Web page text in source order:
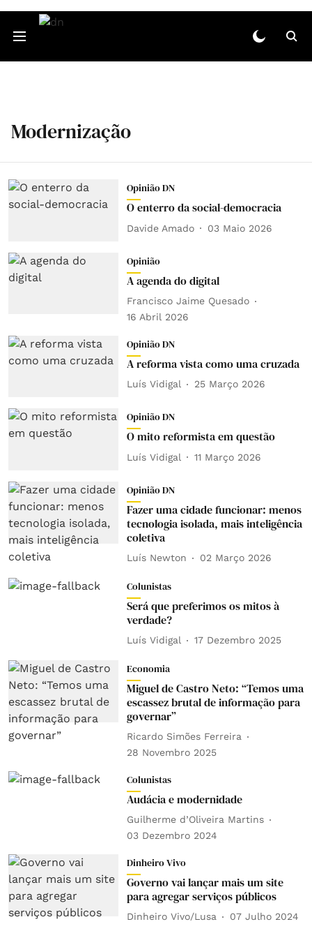
Modernização
Opinião DN
O enterro da social-democracia
Davide Amado 03 Maio 2026
Opinião
A agenda do digital
Francisco Jaime Quesado
16 Abril 2026
Opinião DN
A reforma vista como uma cruzada
Luís Vidigal 25 Março 2026
Opinião DN
O mito reformista em questão
Luís Vidigal 11 Março 2026
Opinião DN
Fazer uma cidade funcionar: menos
tecnologia isolada, mais inteligência
coletiva
Luís Newton 02 Março 2026
Colunistas
Será que preferimos os mitos à
verdade?
Luís Vidigal 17 Dezembro 2025
Economia
Miguel de Castro Neto: “Temos uma
escassez brutal de informação para
governar”
Ricardo Simões Ferreira
28 Novembro 2025
Colunistas
Audácia e modernidade
Guilherme d’Oliveira Martins
03 Dezembro 2024
Dinheiro Vivo
Governo vai lançar mais um site
para agregar serviços públicos
Dinheiro Vivo/Lusa 07 Julho 2024